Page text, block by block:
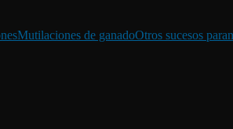
Mutilaciones de ganadoOtros sucesos